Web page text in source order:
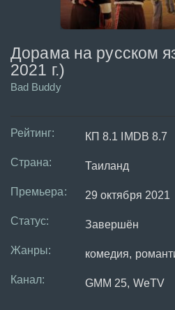
Дорама на русском
2021 г.)
Bad Buddy
Рейтинг: КП 8.1 IMDB 8.7
Страна: Таиланд
Премьера: 29 октября 2021
Статус: Завершён
Жанры: комедия,
Канал: GMM 25, WeTV